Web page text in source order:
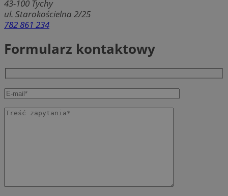
43-100 Tychy
ul. Starokościelna 2/25
782 861 234
Formularz kontaktowy